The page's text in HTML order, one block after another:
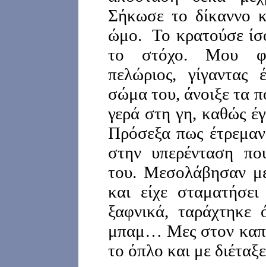
Σήκωσε το δίκαννο
ώμο. Το κρατούσε
το στόχο. Μου
πελώριος,
σώμα του, άνοιξε τα
γερά στη γη, καθώς
Πρόσεξα πως
στην υπερένταση
του. Μεσολάβησαν
και είχε
ξαφνικά,
μπαμ… Μες στον
το όπλο και με